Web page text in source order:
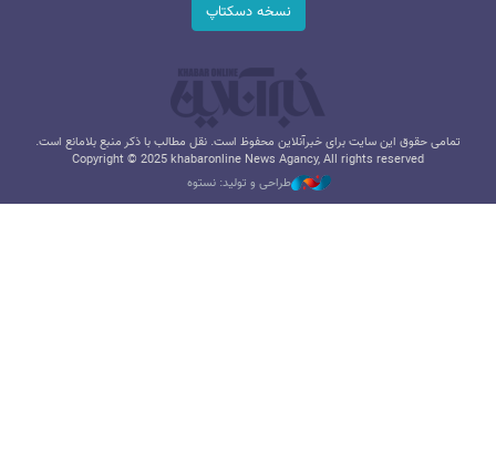
نسخه دسکتاپ
تمامی حقوق این سایت برای خبرآنلاین محفوظ است. نقل مطالب با ذکر منبع بلامانع است.
Copyright © 2025 khabaronline News Agancy, All rights reserved
طراحی و تولید: نستوه